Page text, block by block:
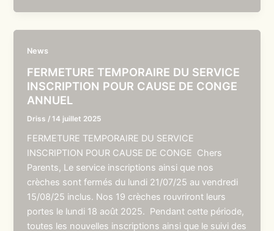
News
FERMETURE TEMPORAIRE DU SERVICE
INSCRIPTION POUR CAUSE DE CONGE
ANNUEL
Driss /14 juillet 2025
FERMETURE TEMPORAIRE DU SERVICE
INSCRIPTION POUR CAUSE DE CONGE Chers
Parents, Le service inscriptions ainsi que nos
crèches sont fermés du lundi 21/07/25 au vendredi
15/08/25 inclus. Nos 19 crèches rouvriront leurs
portes le lundi 18 août 2025. Pendant cette période,
toutes les nouvelles inscriptions ainsi que le suivi des